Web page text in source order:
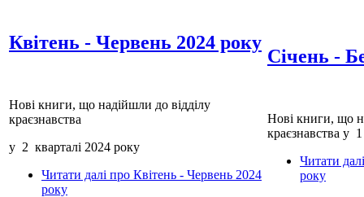
Квітень - Червень 2024 року
Нові книги, що надійшли до відділу
краєзнавства
у 2 кварталі 2024 року
Читати далі про Квітень - Червень 2024
року
Січень -
Нові книги, що
краєзнавства у
Читати далі
року